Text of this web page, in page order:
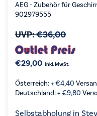
AEG - Zubehör für
902979555
UVP:€36,00
€29,00 inkl. MwSt.
Österreich: +€4,40
Deutschland: +€9,80
Selbstabholung in